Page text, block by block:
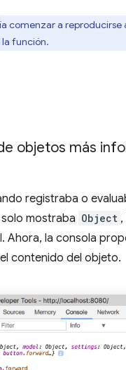
comenzar a reproducirse
la función.
objetos más
registraba o
mostraba Object
Ahora, la consola
contenido del objeto.